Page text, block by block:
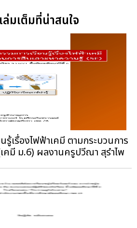
มเต็มที่น่าสนใจ
รู้เรื่องไฟฟ้าเคมี ตามกระบวนการ
เคมี ม.6) ผลงานครูปวีณา สุรำไพ